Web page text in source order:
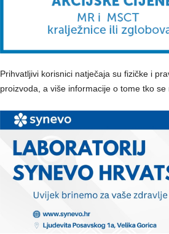
Prihvatljivi korisnici natječaja su fizičke i
proizvoda, a više informacije o tome tko